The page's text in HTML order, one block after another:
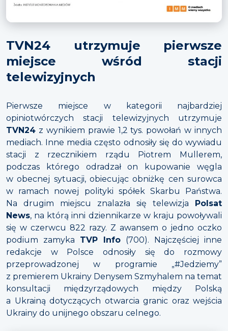
TVN24 utrzymuje pierwsze
miejsce wśród stacji
telewizyjnych
Pierwsze miejsce w kategorii najbardziej
opiniotwórczych stacji telewizyjnych utrzymuje
TVN24 z wynikiem prawie 1,2 tys. powołań w innych
mediach. Inne media często odnosiły się do wywiadu
stacji z rzecznikiem rządu Piotrem Mullerem,
podczas którego odradzał on kupowanie węgla
w obecnej sytuacji, obiecując obniżkę cen surowca
w ramach nowej polityki spółek Skarbu Państwa.
Na drugim miejscu znalazła się telewizja Polsat
News, na którą inni dziennikarze w kraju powoływali
się w czerwcu 822 razy. Z awansem o jedno oczko
podium zamyka TVP Info (700). Najczęściej inne
redakcje w Polsce odnosiły się do rozmowy
przeprowadzonej w programie „#Jedziemy”
z premierem Ukrainy Denysem Szmyhalem na temat
konsultacji międzyrządowych między Polską
a Ukrainą dotyczących otwarcia granic oraz wejścia
Ukrainy do unijnego obszaru celnego.